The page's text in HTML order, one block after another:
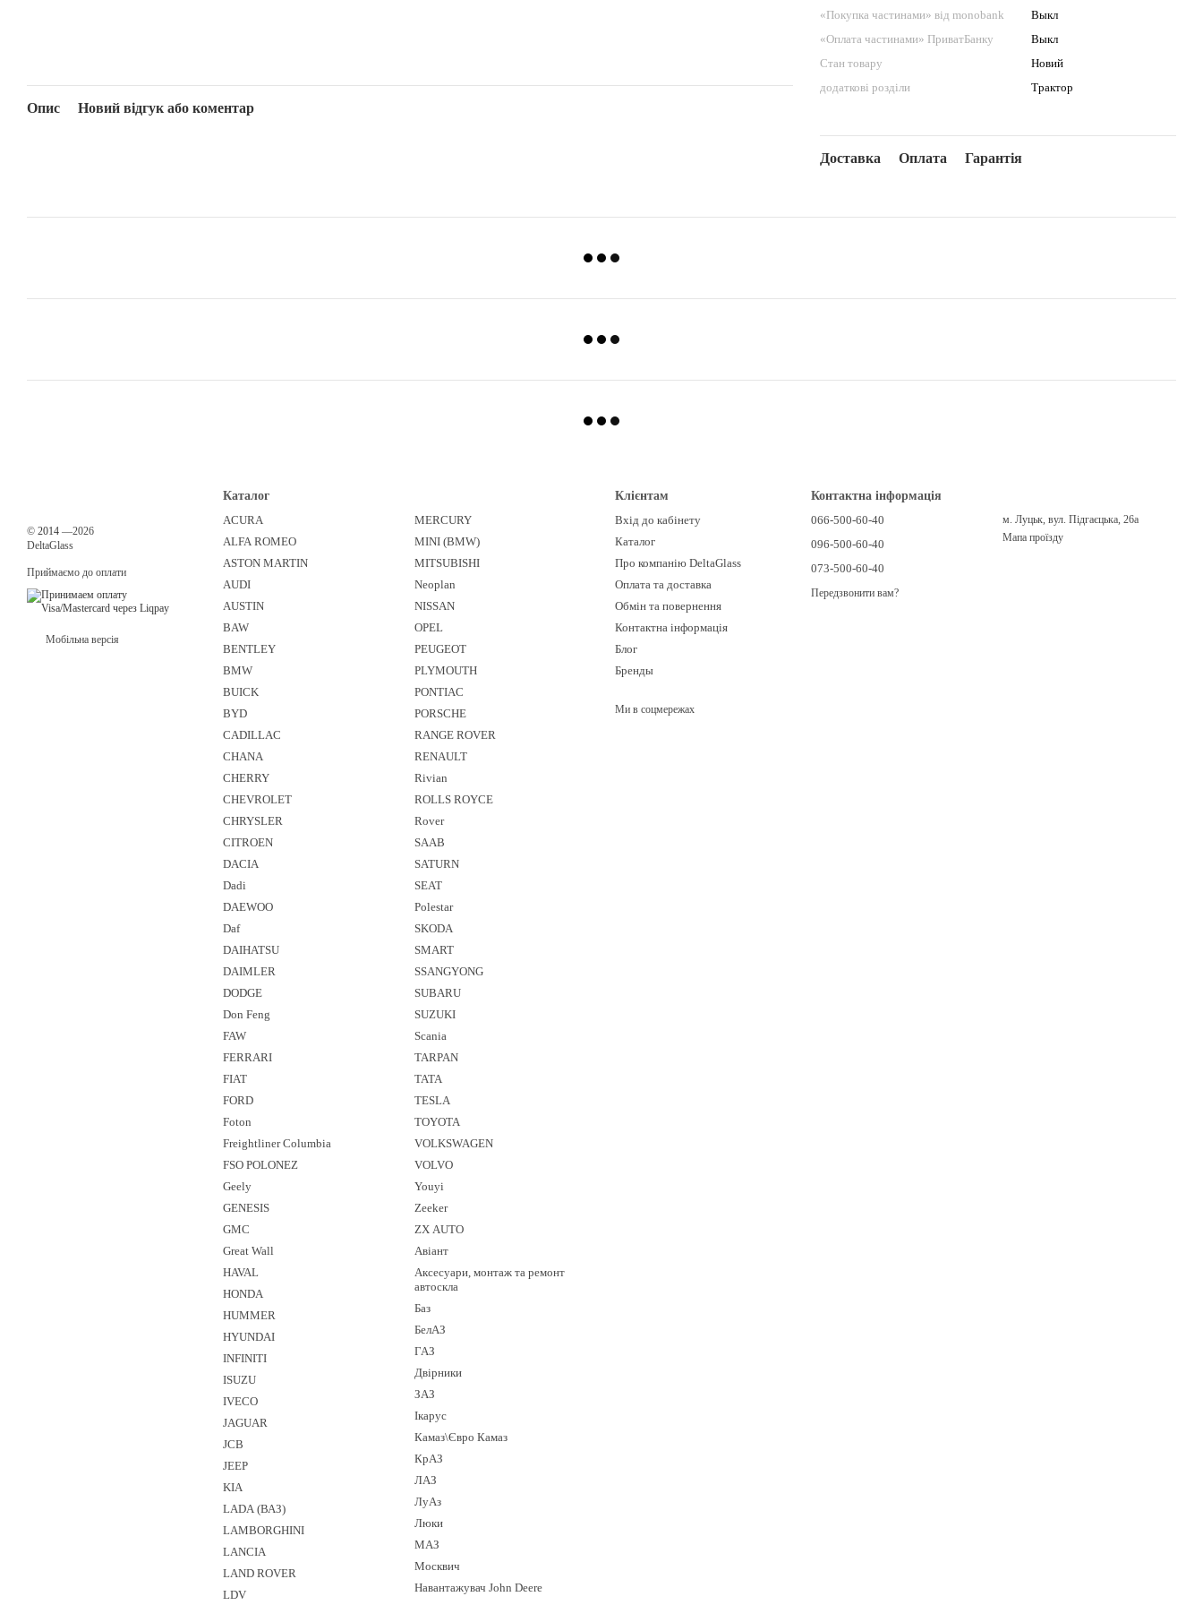
«Покупка частинами» від monobank
Выкл
«Оплата частинами» ПриватБанку
Выкл
Стан товару
Новий
додаткові розділи
Трактор
Доставка Оплата Гарантія
Опис Новий відгук або коментар
© 2014 —2026
DeltaGlass
Приймаємо до оплати
Мобільна версія
Каталог
ACURA
ALFA ROMEO
ASTON MARTIN
AUDI
AUSTIN
BAW
BENTLEY
BMW
BUICK
BYD
CADILLAC
CHANA
CHERRY
CHEVROLET
CHRYSLER
CITROEN
DACIA
Dadi
DAEWOO
Daf
DAIHATSU
DAIMLER
DODGE
Don Feng
FAW
FERRARI
FIAT
FORD
Foton
Freightliner Columbia
FSO POLONEZ
Geely
GENESIS
GMC
Great Wall
HAVAL
HONDA
HUMMER
HYUNDAI
INFINITI
ISUZU
IVECO
JAGUAR
JCB
JEEP
KIA
LADA (ВАЗ)
LAMBORGHINI
LANCIA
LAND ROVER
LDV
MERCURY
MINI (BMW)
MITSUBISHI
Neoplan
NISSAN
OPEL
PEUGEOT
PLYMOUTH
PONTIAC
PORSCHE
RANGE ROVER
RENAULT
Rivian
ROLLS ROYCE
Rover
SAAB
SATURN
SEAT
Polestar
SKODA
SMART
SSANGYONG
SUBARU
SUZUKI
Sсania
TARPAN
TATA
TESLA
TOYOTA
VOLKSWAGEN
VOLVO
Youyi
Zeeker
ZX AUTO
Авіант
Аксесуари, монтаж та ремонт
автоскла
Баз
БелАЗ
ГАЗ
Двірники
ЗАЗ
Ікарус
Камаз\Євро Камаз
КрАЗ
ЛАЗ
ЛуАз
Люки
МАЗ
Москвич
Навантажувач John Deere
Клієнтам
Вхід до кабінету
Каталог
Про компанію DeltaGlass
Оплата та доставка
Обмін та повернення
Контактна інформація
Блог
Бренды
Ми в соцмережах
Контактна інформація
066-500-60-40
096-500-60-40
073-500-60-40
Передзвонити вам?
м. Луцьк, вул. Підгаєцька, 26а
Мапа проїзду